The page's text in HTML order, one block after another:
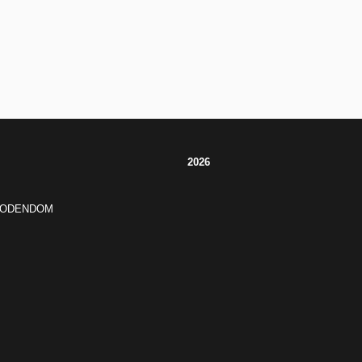
2026